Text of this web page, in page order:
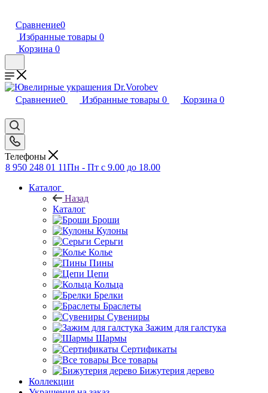
Сравнение0
Избранные товары 0
Корзина 0
Сравнение0 Избранные товары 0 Корзина 0
Телефоны
8 950 248 01 11Пн - Пт с 9.00 до 18.00
Каталог
Назад
Каталог
Броши
Кулоны
Серьги
Колье
Пины
Цепи
Кольца
Брелки
Браслеты
Сувениры
Зажим для галстука
Шармы
Сертификаты
Все товары
Бижутерия дерево
Коллекции